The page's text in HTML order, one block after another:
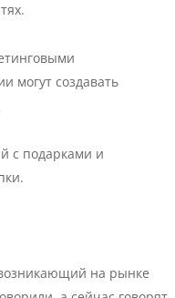
могут создавать
с подарками и
на рынке